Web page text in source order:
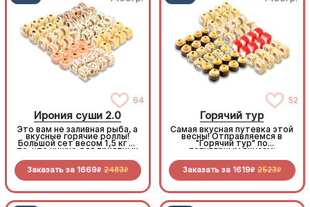
64
Ирония суши 2.0
Это вам не заливная рыба, а
вкусные горячие роллы!
Большой сет весом 1,5 кг —
то, что нужно для приятных
это по очень «вкусной»
цене.
Заказать за 1669R 2483R
52
Горячий тур
Самая вкусная путевка этой
весны! Отправляемся в
"Горячий тур" по
популярным вкусам:
хрустящий бекон, нежная
курочка и снежный краб.
для большой компании
Заказать за 1619R 2523R